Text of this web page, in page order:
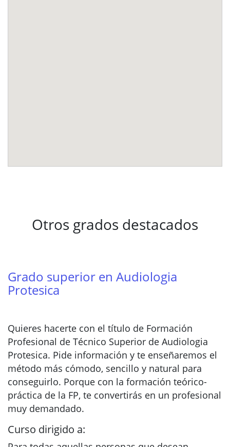
Otros grados destacados
Grado superior en Audiologia
Protesica
Quieres hacerte con el título de Formación
Profesional de Técnico Superior de Audiologia
Protesica. Pide información y te enseñaremos el
método más cómodo, sencillo y natural para
conseguirlo. Porque con la formación teórico-
práctica de la FP, te convertirás en un profesional
muy demandado.
Curso dirigido a: